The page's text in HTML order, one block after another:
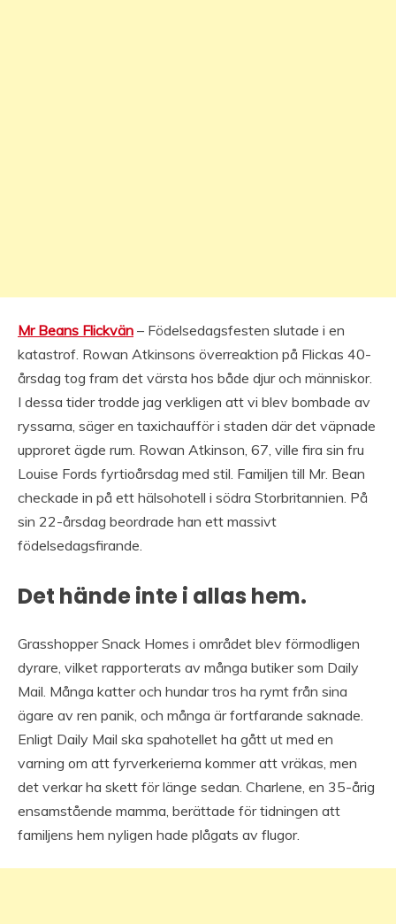
Mr Beans Flickvän – Födelsedagsfesten slutade i en
katastrof. Rowan Atkinsons överreaktion på Flickas 40-
årsdag tog fram det värsta hos både djur och människor.
I dessa tider trodde jag verkligen att vi blev bombade av
ryssarna, säger en taxichaufför i staden där det väpnade
upproret ägde rum. Rowan Atkinson, 67, ville fira sin fru
Louise Fords fyrtioårsdag med stil. Familjen till Mr. Bean
checkade in på ett hälsohotell i södra Storbritannien. På
sin 22-årsdag beordrade han ett massivt
födelsedagsfirande.
Det hände inte i allas hem.
Grasshopper Snack Homes i området blev förmodligen
dyrare, vilket rapporterats av många butiker som Daily
Mail. Många katter och hundar tros ha rymt från sina
ägare av ren panik, och många är fortfarande saknade.
Enligt Daily Mail ska spahotellet ha gått ut med en
varning om att fyrverkerierna kommer att vräkas, men
det verkar ha skett för länge sedan. Charlene, en 35-årig
ensamstående mamma, berättade för tidningen att
familjens hem nyligen hade plågats av flugor.